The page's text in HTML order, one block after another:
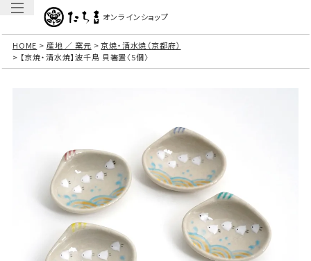
オンラインショップ
HOME 産地 ／ 窯元
京焼・清水焼（京都府）
【京焼・清水焼】波千鳥 貝箸置〈5個〉